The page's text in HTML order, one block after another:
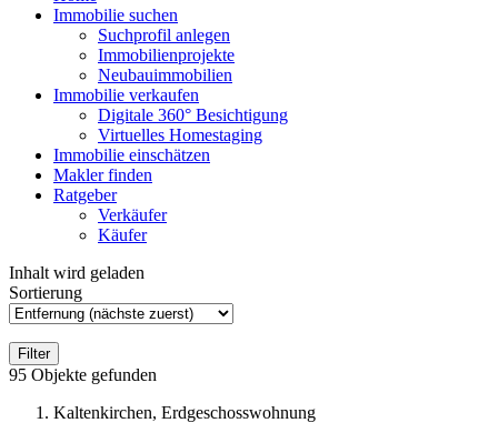
Immobilie suchen
Suchprofil anlegen
Immobilienprojekte
Neubauimmobilien
Immobilie verkaufen
Digitale 360° Besichtigung
Virtuelles Homestaging
Immobilie einschätzen
Makler finden
Ratgeber
Verkäufer
Käufer
Inhalt wird geladen
Sortierung
Filter
95 Objekte gefunden
Kaltenkirchen, Erdgeschosswohnung